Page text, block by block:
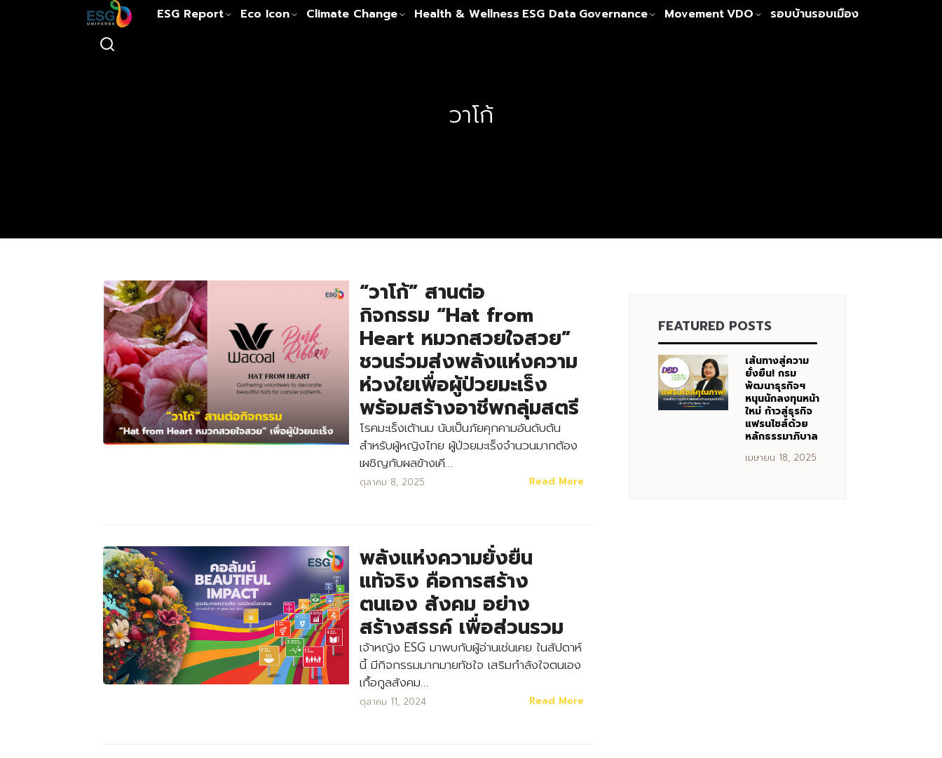
ESG Report Eco Icon Climate Change Health & Wellness ESG Data Governance MovementVDO รอบบ้านรอบเมือง
Search
for: Search
วาโก้
“วาโก้” สานต่อ
กิจกรรม “Hat from
Heart หมวกสวยใจสวย”
ชวนร่วมส่งพลังแห่งความ
ห่วงใยเพื่อผู้ป่วยมะเร็ง
พร้อมสร้างอาชีพกลุ่มสตรี
โรคมะเร็งเต้านม นับเป็นภัยคุกคามอันดับต้น
สำหรับผู้หญิงไทย ผู้ป่วยมะเร็งจำนวนมากต้อง
เผชิญกับผลข้างเคี…
ตุลาคม 8, 2025 Read More
พลังแห่งความยั่งยืน
แท้จริง คือการสร้าง
ตนเอง สังคม อย่าง
สร้างสรรค์ เพื่อส่วนรวม
เจ้าหญิง ESG มาพบกับผู้อ่านเช่นเคย ในสัปดาห์
นี้ มีกิจกรรมมากมายทัชใจ เสริมกำลังใจตนเอง
เกื้อกูลสังคม…
ตุลาคม 11, 2024 Read More
FEATURED POSTS
เส้นทางสู่ความ
ยั่งยืน! กรม
พัฒนาธุรกิจฯ
หนุนนักลงทุนหน้า
ใหม่ ก้าวสู่ธุรกิจ
แฟรนไชส์ด้วย
หลักธรรมาภิบาล
เมษายน 18, 2025